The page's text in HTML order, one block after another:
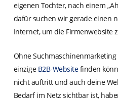
eigenen Tochter, nach einem
dafür suchen wir gerade einen
Internet, um die Firmenwebsite
Ohne
einzige B2B-Websitefinden
nicht auftritt und auch deine
Bedarf im Netz sichtbar ist,